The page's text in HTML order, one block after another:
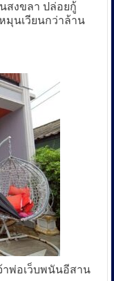
รงงาน
ลิต
ลัง
ถูก
ายจ้าง
บี้ยว
าแรง
อง
ศาล
กลง
ผ่อน
ด้
วด
บี้ยว
ก
วม
สงขลา ปล่อยกู้
มุนเวียนกว่าล้าน
ซเบอร์
วบ
3
วัย
าง
ดน
งขลา
ล่อย
อก
หด
ม่
าย
พสต์
ระจาน
าพ่อเว็บพนันอีสาน